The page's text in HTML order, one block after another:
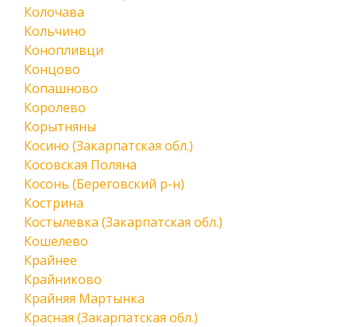
Колочава
Кольчино
Конопливци
Концово
Копашново
Королево
Корытняны
Косино (Закарпатская обл.)
Косовская Поляна
Косонь (Береговский р-н)
Кострина
Костылевка (Закарпатская обл.)
Кошелево
Крайнее
Крайниково
Крайняя Мартынка
Красная (Закарпатская обл.)